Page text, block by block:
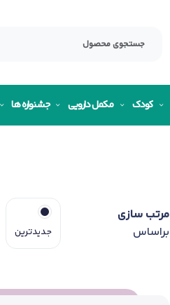
کودک مکمل دارویی جشنواره ها
مرتب سازی
براساس
جدیدترین